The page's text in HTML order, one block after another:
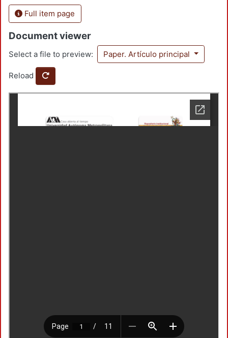
Full item page
Document viewer
Select a file to preview: Paper. Artículo principal
Reload